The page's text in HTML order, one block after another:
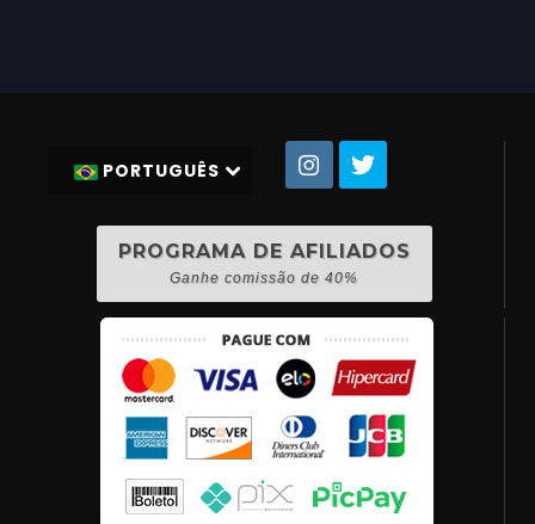
PORTUGUÊS
PROGRAMA DE AFILIADOS
Ganhe comissão de 40%